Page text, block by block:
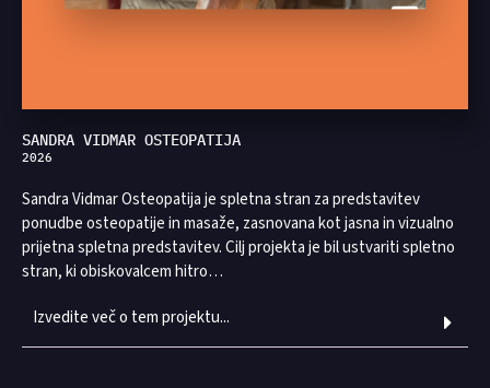
SANDRA VIDMAR OSTEOPATIJA
2026
Sandra Vidmar Osteopatija je spletna stran za predstavitev
ponudbe osteopatije in masaže, zasnovana kot jasna in vizualno
prijetna spletna predstavitev. Cilj projekta je bil ustvariti spletno
stran, ki obiskovalcem hitro…
Izvedite več o tem projektu...